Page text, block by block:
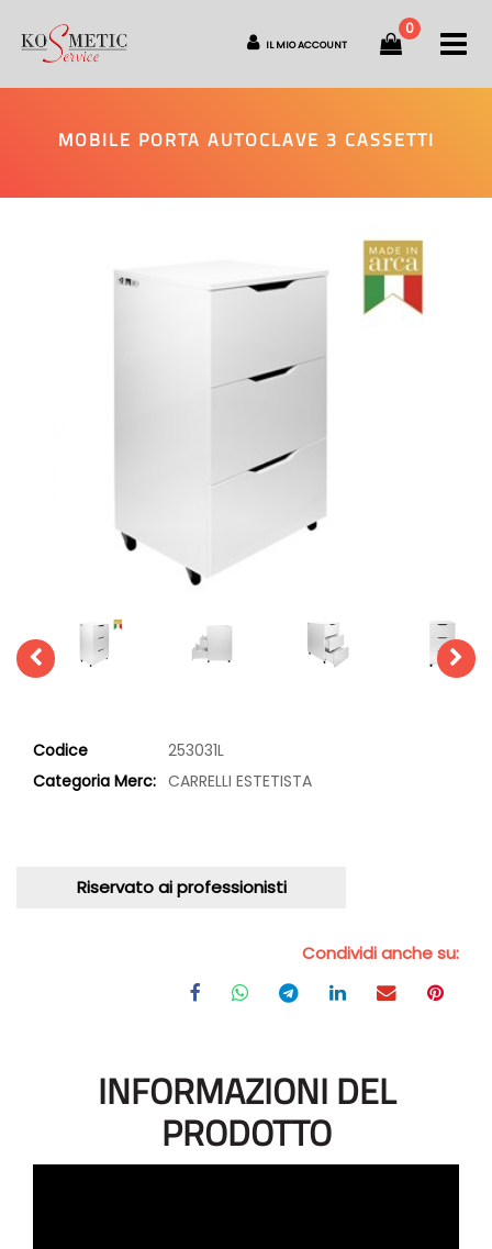
IL MIO ACCOUNT
0
MOBILE PORTA AUTOCLAVE 3 CASSETTI
Codice
253031L
Categoria Merc: CARRELLI ESTETISTA
Riservato ai professionisti
Condividi anche su:
INFORMAZIONI DEL
PRODOTTO